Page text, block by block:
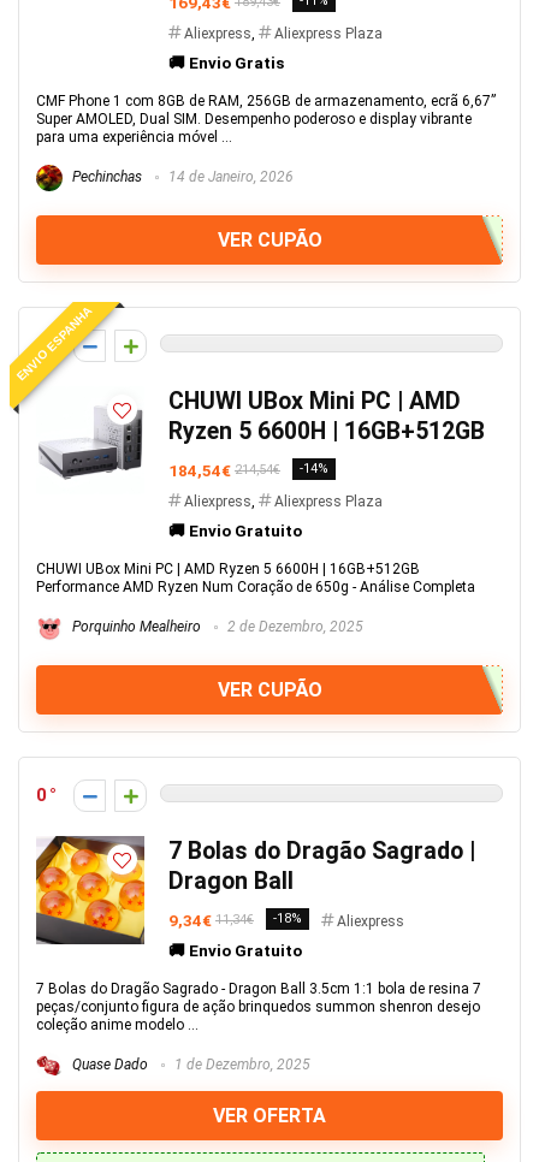
Aliexpress, Aliexpress Plaza
🚚 Envio Gratis
CMF Phone 1 com 8GB de RAM, 256GB de armazenamento, ecrã 6,67”
Super AMOLED, Dual SIM. Desempenho poderoso e display vibrante
para uma experiência móvel ...
Pechinchas 14 de Janeiro, 2026
VER CUPÃO
ENVIO ESPANHA
0
CHUWI UBox Mini PC | AMD
Ryzen 5 6600H | 16GB+512GB
184,54€ 214,54€ -14%
Aliexpress, Aliexpress Plaza
🚚 Envio Gratuito
CHUWI UBox Mini PC | AMD Ryzen 5 6600H | 16GB+512GB
Performance AMD Ryzen Num Coração de 650g - Análise Completa
Porquinho Mealheiro 2 de Dezembro, 2025
VER CUPÃO
0
7 Bolas do Dragão Sagrado |
Dragon Ball
9,34€ 11,34€ -18% Aliexpress
🚚 Envio Gratuito
7 Bolas do Dragão Sagrado - Dragon Ball 3.5cm 1:1 bola de resina 7
peças/conjunto figura de ação brinquedos summon shenron desejo
coleção anime modelo ...
Quase Dado 1 de Dezembro, 2025
VER OFERTA